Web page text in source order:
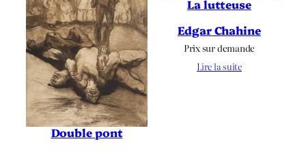
Double pont
La lutteuse
Edgar Chahine
Prix sur demande
Lire la suite